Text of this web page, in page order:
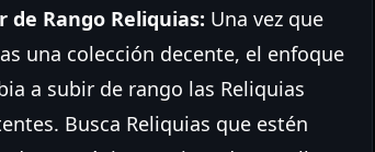
de Rango Reliquias: Una vez que
una colección decente, el enfoque
a subir de rango las Reliquias
Busca Reliquias que estén